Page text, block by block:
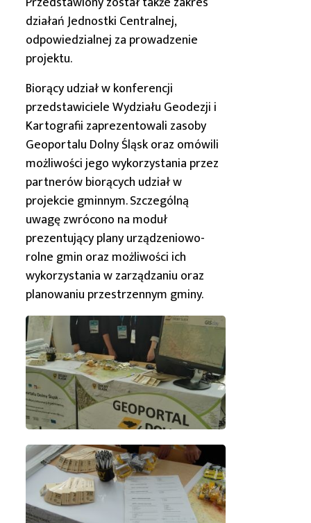
działań Jednostki Centralnej,
odpowiedzialnej za prowadzenie
projektu.
Biorący udział w konferencji
przedstawiciele Wydziału Geodezji i
Kartografii zaprezentowali zasoby
Geoportalu Dolny Śląskoraz omówili
możliwości jego wykorzystania przez
partnerów biorących udział w
projekcie gminnym. Szczególną
uwagę zwrócono na moduł
prezentujący plany urządzeniowo-
rolne gmin oraz możliwości ich
wykorzystania w zarządzaniu oraz
planowaniu przestrzennym gminy.